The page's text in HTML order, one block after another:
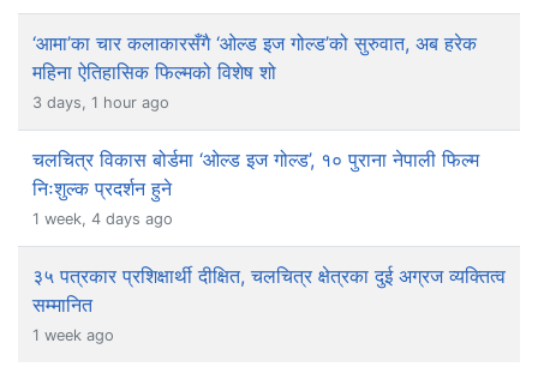
‘आमा’का चार कलाकारसँगै ‘ओल्ड इज गोल्ड’को सुरुवात, अब हरेक
महिना ऐतिहासिक फिल्मको विशेष शो
3 days, 1 hour ago
चलचित्र विकास बोर्डमा ‘ओल्ड इज गोल्ड’, १० पुराना नेपाली फिल्म
निःशुल्क प्रदर्शन हुने
1 week, 4 days ago
३५ पत्रकार प्रशिक्षार्थी दीक्षित, चलचित्र क्षेत्रका दुई अग्रज व्यक्तित्व
सम्मानित
1 week ago